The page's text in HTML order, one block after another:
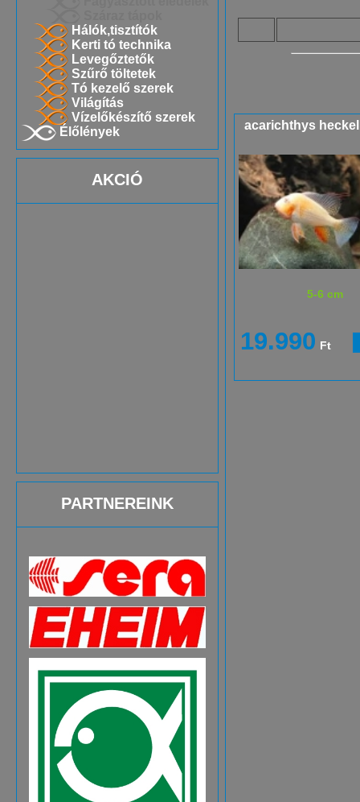
Hálók,tisztítók
Kerti tó technika
Levegőztetők
Szűrő töltetek
Tó kezelő szerek
Világítás
Vízelőkészítő szerek
Élőlények
AKCIÓ
PARTNEREINK
acarichthys
5-6 cm
19.990 Ft